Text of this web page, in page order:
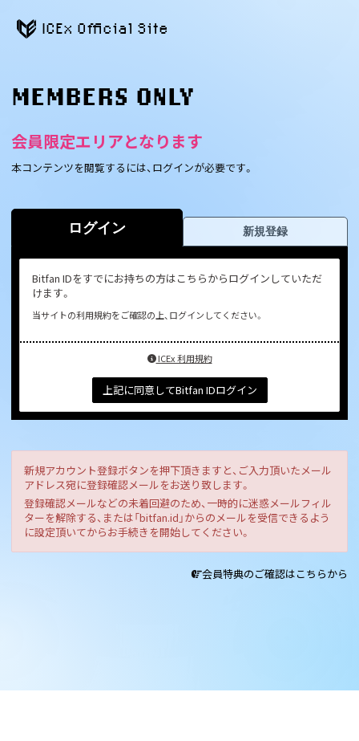
ICEx Official Site
MEMBERS ONLY
会員限定エリアとなります
本コンテンツを閲覧するには、ログインが必要です。
ログイン 新規登録
Bitfan IDをすでにお持ちの方はこちらからログインしていただ
けます。
当サイトの利用規約をご確認の上、ログインしてください。
ICEx 利用規約
上記に同意してBitfan IDログイン
新規アカウント登録ボタンを押下頂きますと、ご入力頂いたメール
アドレス宛に登録確認メールをお送り致します。
登録確認メールなどの未着回避のため、一時的に迷惑メールフィル
ターを解除する、または「bitfan.id」からのメールを受信できるよう
に設定頂いてからお手続きを開始してください。
会員特典のご確認はこちらから